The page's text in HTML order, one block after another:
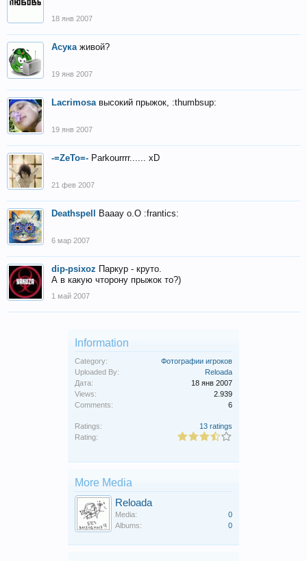
18 янв 2007
Асука живой?
19 янв 2007
Lacrimosa высокий прыжок, :thumbsup:
19 янв 2007
-=ZeTo=- Parkourrrr...... xD
21 фев 2007
Deathspell Вааау о.О :frantics:
6 мар 2007
dip-psixoz Паркур - круто.
А в какую чторону прыжок то?)
1 май 2007
Information
Category:
Фотографии игроков
Uploaded By:
Reloada
Дата:
18 янв 2007
Views:
2.939
Comments:
6
Ratings:
13 ratings
Rating:
More Media
Reloada
Media:
0
Albums:
0